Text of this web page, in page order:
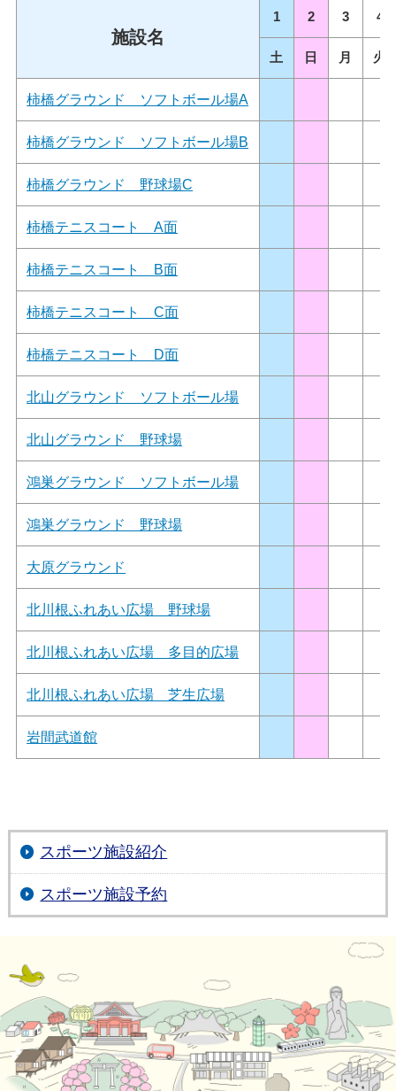
施設名
1 2 3 4
土 日 月 火
柿橋グラウンド ソフトボール場A
柿橋グラウンド ソフトボール場B
柿橋グラウンド 野球場C
柿橋テニスコート A面
柿橋テニスコート B面
柿橋テニスコート C面
柿橋テニスコート D面
北山グラウンド ソフトボール場
北山グラウンド 野球場
鴻巣グラウンド ソフトボール場
鴻巣グラウンド 野球場
大原グラウンド
北川根ふれあい広場 野球場
北川根ふれあい広場 多目的広場
北川根ふれあい広場 芝生広場
岩間武道館
スポーツ施設紹介
スポーツ施設予約